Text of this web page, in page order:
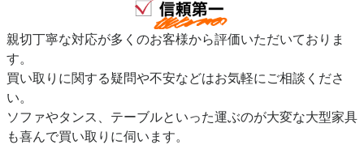
親切丁寧な対応が多くのお客様から評価いただいておりま
す。
買い取りに関する疑問や不安などはお気軽にご相談くださ
い。
ソファやタンス、テーブルといった運ぶのが大変な大型家具
も喜んで買い取りに伺います。